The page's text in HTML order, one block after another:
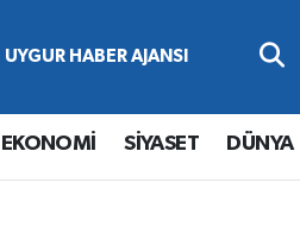
EKONOMİ SİYASET DÜNYA